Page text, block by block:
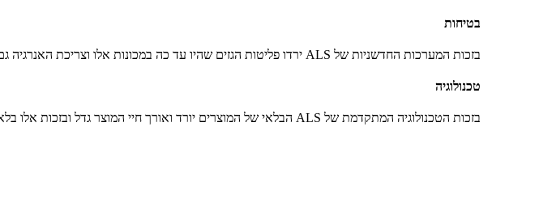
בטיחות
בזכות המערכות החדשניות של ALS ירדו פליטות הגזים שהיו עד כה במכונות אלו וצריכת האנרגיה גם היא קטנה.
טכנולוגיה
בזכות הטכנולוגיה המתקדמת של ALS הבלאי של המוצרים יורד ואורך חיי המוצר גדל ובזכות אלו בלאי התוצרים קטן וחוסכים בעלויות רבות.